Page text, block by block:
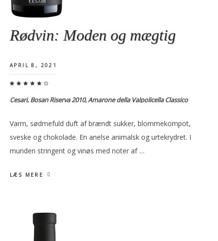
Rødvin: Moden og mægtig
APRIL 8, 2021
Cesari, Bosan Riserva 2010, Amarone della Valpolicella Classico
Varm, sødmefuld duft af brændt sukker, blommekompot,
sveske og chokolade. En anelse animalsk og urtekrydret. I
munden stringent og vinøs med noter af …
LÆS MERE